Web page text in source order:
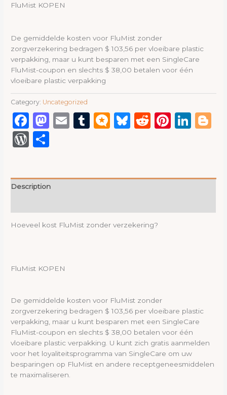
FluMist KOPEN
De gemiddelde kosten voor FluMist zonder
zorgverzekering bedragen $ 103,56 per vloeibare plastic
verpakking, maar u kunt besparen met een SingleCare
FluMist-coupon en slechts $ 38,00 betalen voor één
vloeibare plastic verpakking
Category: Uncategorized
Facebook
Mastodon
EmailTumblr
Micro.blog
Bluesky
Reddit
WordPress
Description
Hoeveel kost FluMist zonder verzekering?
FluMist KOPEN
De gemiddelde kosten voor FluMist zonder
zorgverzekering bedragen $ 103,56 per vloeibare plastic
verpakking, maar u kunt besparen met een SingleCare
FluMist-coupon en slechts $ 38,00 betalen voor één
vloeibare plastic verpakking. U kunt zich gratis aanmelden
voor het loyaliteitsprogramma van SingleCare om uw
besparingen op FluMist en andere receptgeneesmiddelen
te maximaliseren.